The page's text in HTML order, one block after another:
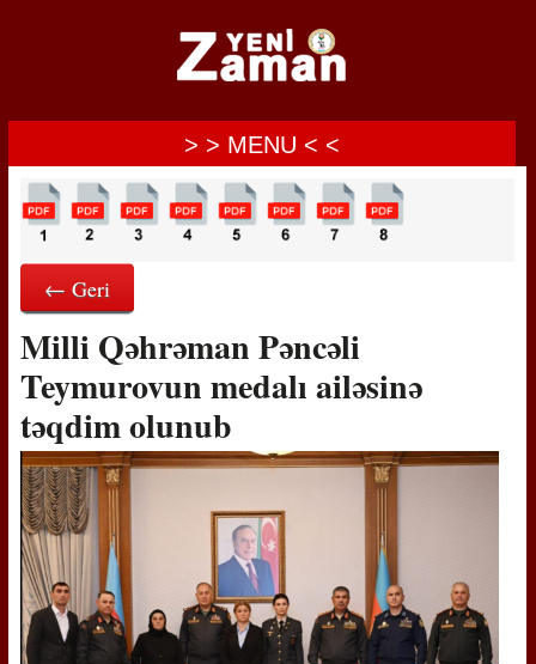
> > MENU < <
← Geri
Milli Qəhrəman Pəncəli
Teymurovun medalı ailəsinə
təqdim olunub